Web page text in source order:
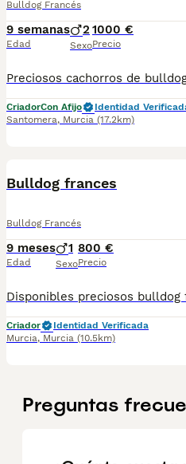
Bulldog Francés
9 semanas
Edad
2
Sexo
1000 €
Precio
CriadorCon Afijo
Identidad
Santomera, Murcia (17.2km)
Bulldog frances
Bulldog Francés
9 meses
Edad
1
Sexo
800 €
Precio
Criador
Identidad Verificada
Murcia, Murcia (10.5km)
Preguntas